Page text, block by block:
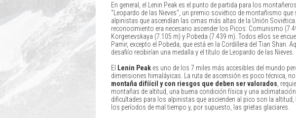
En general, el Lenin Peak es el punto de partida para los
“Leopardo de las Nieves", un premio soviético de montañismo que
alpinistas que ascendían las cimas más altas de la Unión
reconocimiento era necesario ascender los Picos: Comunismo
Korgenevskaya (7.105 m) y Pobeda (7.439 m). Todos ellos se
Pamir, excepto el Pobeda, que está en la Cordillera del Tian Shan.
desafiío recibirían una medalla y el título de Leopardo de las Nieves.
El Lenin Peakes uno de los 7 miles más accesibles del mundo
dimensiones himaláyicas. La ruta de ascensión es poco técnica,
montaña difíícil y con riesgos que deben ser valorados ,
montañas de altitud, una buena condición física y una
dificultades para los alpinistas que ascienden al pico son la altitud,
los períodos de mal tiempo y, por supuesto, las grietas glaciares.